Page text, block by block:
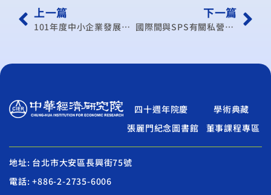
上一篇
101年度中小企業發展法規檢視與促進計畫
下一篇
國際間與SPS有關私營企業標準議題對我國農產品與食品貿易之影響
四十週年院慶
學術典藏
張麗門紀念圖書館
董事課程專區
地址: 台北市大安區長興街75號
電話: +886-2-2735-6006